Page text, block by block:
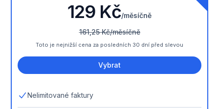
129 Kč/měsíčně
161,25 Kč/měsíčně
Toto je nejnižší cena za posledních 30 dní před slevou
Vybrat
Nelimitované faktury